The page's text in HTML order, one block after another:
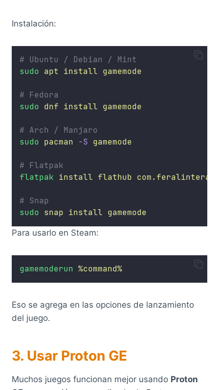
Instalación:
# Ubuntu / Debian / Mint
sudo apt install gamemode
# Fedora
sudo dnf install gamemode
# Arch / Manjaro
sudo pacman -S gamemode
# Flatpak
flatpak install flathub
# Snap
sudo snap install gamemode
Para usarlo en Steam:
gamemoderun %command%
Eso se agrega en las opciones de lanzamiento
del juego.
3. Usar Proton GE
Muchos juegos funcionan mejor usando Proton